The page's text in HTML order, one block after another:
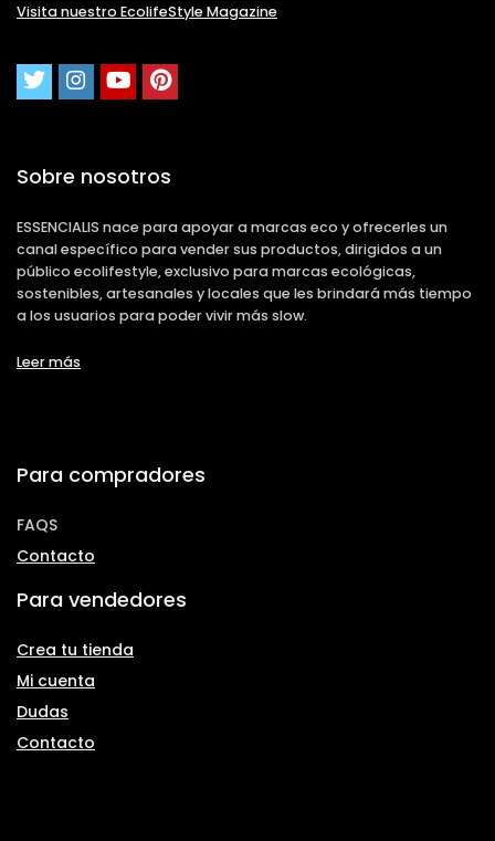
Visita nuestro EcolifeStyle Magazine
Sobre nosotros
ESSENCIALIS nace para apoyar a marcas eco y ofrecerles un
canal específico para vender sus productos, dirigidos a un
público ecolifestyle, exclusivo para marcas ecológicas,
sostenibles, artesanales y locales que les brindará más tiempo
a los usuarios para poder vivir más slow.
Leer más
Para compradores
FAQS
Contacto
Para vendedores
Crea tu tienda
Mi cuenta
Dudas
Contacto